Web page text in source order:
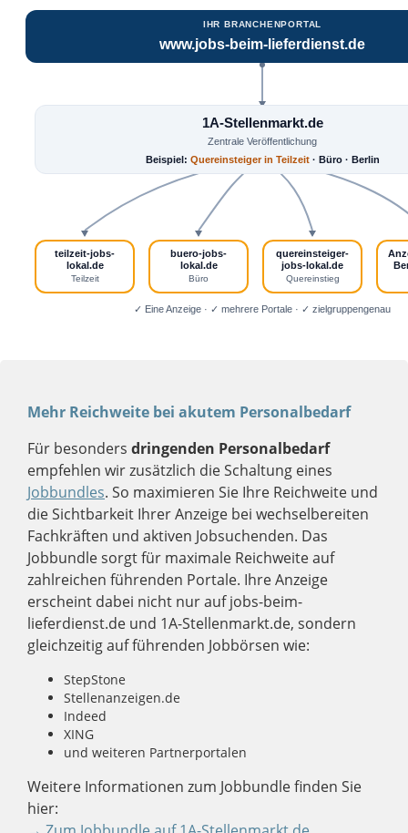
IHR BRANCHENPORTAL
www.jobs-beim-lieferdienst.de
1A-Stellenmarkt.de
Zentrale Veröffentlichung
Beispiel: Quereinsteiger in Teilzeit · Büro · Berlin
teilzeit-jobs-
lokal.de
Teilzeit
buero-jobs-
lokal.de
Büro
quereinsteiger-
jobs-lokal.de
Quereinstieg
✓ Eine Anzeige · ✓ mehrere Portale · ✓ zielgruppengenau
Mehr Reichweite bei akutem Personalbedarf
Für besonders dringenden Personalbedarf
empfehlen wir zusätzlich die Schaltung eines
Jobbundles. So maximieren Sie Ihre Reichweite und
die Sichtbarkeit Ihrer Anzeige bei wechselbereiten
Fachkräften und aktiven Jobsuchenden. Das
Jobbundle sorgt für maximale Reichweite auf
zahlreichen führenden Portale. Ihre Anzeige
erscheint dabei nicht nur auf jobs-beim-
lieferdienst.de und 1A-Stellenmarkt.de, sondern
gleichzeitig auf führenden Jobbörsen wie:
StepStone
Stellenanzeigen.de
Indeed
XING
und weiteren Partnerportalen
Weitere Informationen zum Jobbundle finden Sie
hier: